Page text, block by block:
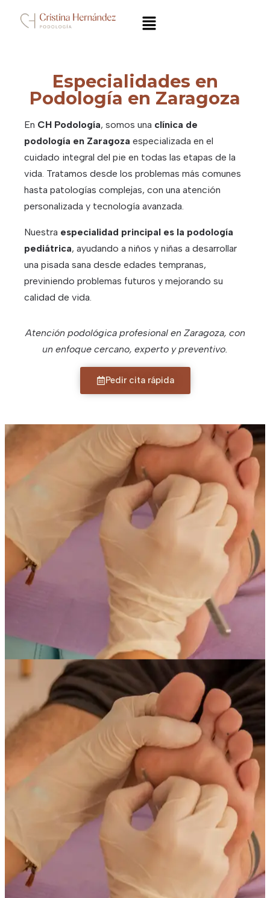
Especialidades en
Podología en Zaragoza
En CH Podología, somos una clínica de
podología en Zaragoza especializada en el
cuidado integral del pie en todas las etapas de la
vida. Tratamos desde los problemas más comunes
hasta patologías complejas, con una atención
personalizada y tecnología avanzada.
Nuestra especialidad principal es la podología
pediátrica, ayudando a niños y niñas a desarrollar
una pisada sana desde edades tempranas,
previniendo problemas futuros y mejorando su
calidad de vida.
Atención podológica profesional en Zaragoza, con
un enfoque cercano, experto y preventivo.
Pedir cita rápida